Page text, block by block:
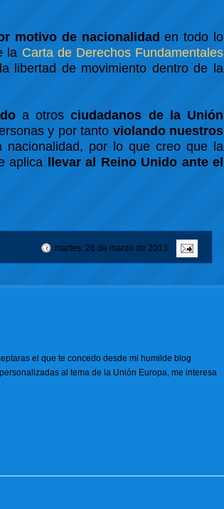
motivo de nacionalidad en todo lo
la Carta de Derechos Fundamentales
libertad de movimiento dentro de la
a otrosciudadanos de la Unión
y por tanto violando nuestros
por lo que creo que la
aplica
llevar al Reino Unido ante el
martes, 26 de marzo de 2013
el que te concedo desde mi humilde blog
al tema de la Unión Europa, me interesa